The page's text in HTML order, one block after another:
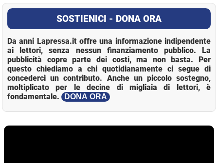
SOSTIENICI - DONA ORA
Da anni Lapressa.it offre una informazione indipendente
ai lettori, senza nessun finanziamento pubblico. La
pubblicità copre parte dei costi, ma non basta. Per
questo chiediamo a chi quotidianamente ci segue di
concederci un contributo. Anche un piccolo sostegno,
moltiplicato per le decine di migliaia di lettori, è
fondamentale.
DONA ORA